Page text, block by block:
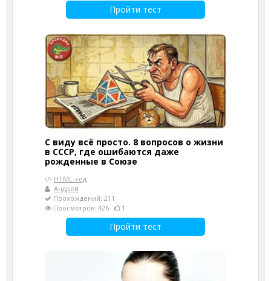
Пройти тест
С виду всё просто. 8 вопросов о жизни
в СССР, где ошибаются даже
рожденные в Союзе
HTML-код
Андрей
Прохождений: 211
Просмотров: 426
1
Пройти тест